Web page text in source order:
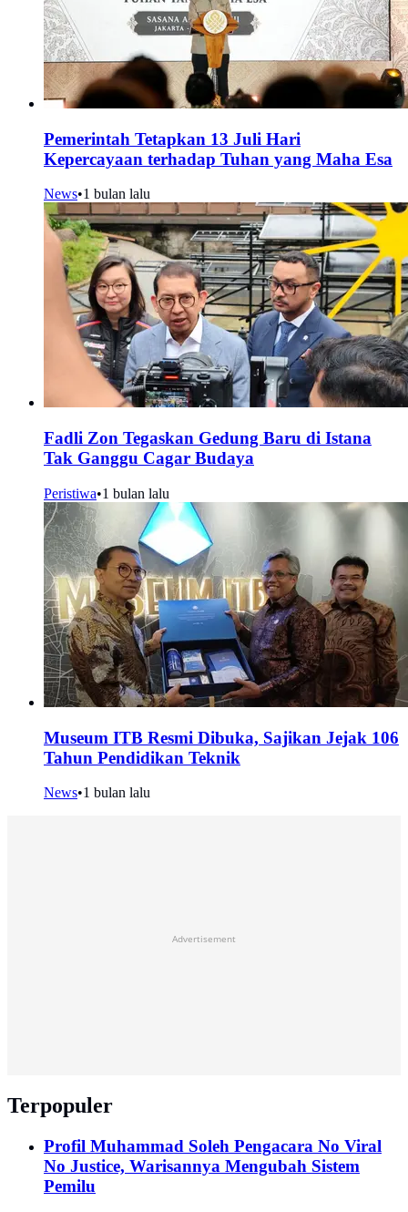
Pemerintah Tetapkan 13 Juli Hari
Kepercayaan terhadap Tuhan yang Maha Esa
News•1 bulan lalu
Fadli Zon Tegaskan Gedung Baru di Istana
Tak Ganggu Cagar Budaya
Peristiwa•1 bulan lalu
Museum ITB Resmi Dibuka, Sajikan Jejak 106
Tahun Pendidikan Teknik
News•1 bulan lalu
Advertisement
Terpopuler
Profil Muhammad Soleh Pengacara No Viral
No Justice, Warisannya Mengubah Sistem
Pemilu